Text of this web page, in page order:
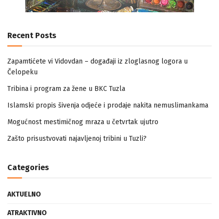
Recent Posts
Zapamtićete vi Vidovdan – događaji iz zloglasnog logora u
Čelopeku
Tribina i program za žene u BKC Tuzla
Islamski propis šivenja odjeće i prodaje nakita nemuslimankama
Mogućnost mestimičnog mraza u četvrtak ujutro
Zašto prisustvovati najavljenoj tribini u Tuzli?
Categories
AKTUELNO
ATRAKTIVNO